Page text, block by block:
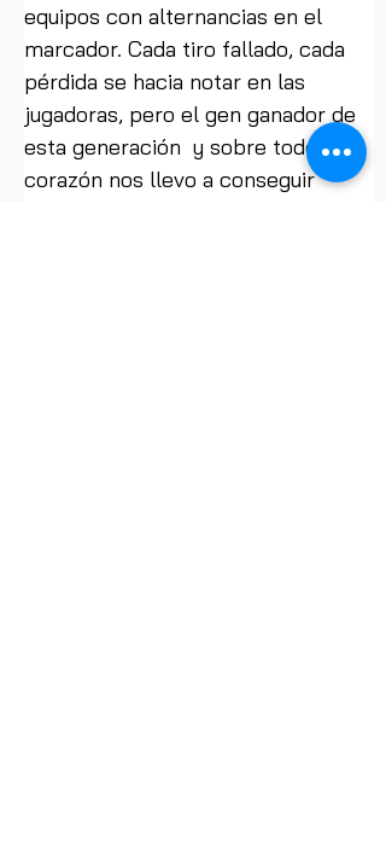
equipos con alternancias en el
marcador. Cada tiro fallado, cada
pérdida se hacia notar en las
jugadoras, pero el gen ganador de
esta generación  y sobre todo su
corazón nos llevo a conseguir